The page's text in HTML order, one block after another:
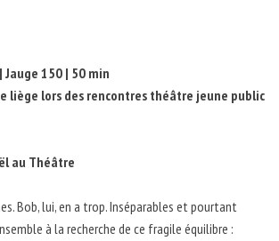
Jauge 150 | 50 min
liège lors des rencontres théâtre jeune public
au Théâtre
Bob, lui, en a trop. Inséparables et pourtant
à la recherche de ce fragile équilibre :